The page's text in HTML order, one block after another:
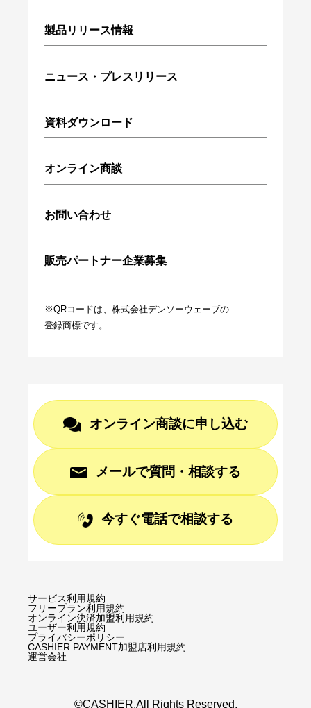
製品リリース情報
ニュース・プレスリリース
資料ダウンロード
オンライン商談
お問い合わせ
販売パートナー企業募集
※QRコードは、株式会社デンソーウェーブの
登録商標です。
オンライン商談に申し込む
メールで質問・相談する
今すぐ電話で相談する
サービス利用規約
フリープラン利用規約
オンライン決済加盟利用規約
ユーザー利用規約
プライバシーポリシー
CASHIER PAYMENT加盟店利用規約
運営会社
©CASHIER.All Rights Reserved.